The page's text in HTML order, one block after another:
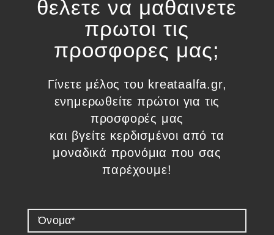
θελετε να μαθαινετε
πρωτοι τις
προσφορες μας;
Γίνετε μέλος του kreataalfa.gr,
ενημερωθείτε πρώτοι για τις
προσφορές μας
και βγείτε κερδισμένοι από τα
μοναδικά προνόμια που σας
παρέχουμε!​